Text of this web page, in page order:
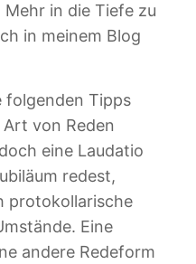
Mehr in die Tiefe zu
in meinem Blog
folgenden Tipps
von Reden
eine Laudatio
redest,
protokollarische
Eine
andere Redeform